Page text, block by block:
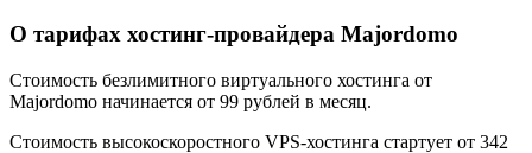
О тарифах хостинг-провайдера Majordomo
Стоимость безлимитного виртуального хостинга от
Majordomo начинается от 99 рублей в месяц.
Стоимость высокоскоростного VPS-хостинга стартует от 342